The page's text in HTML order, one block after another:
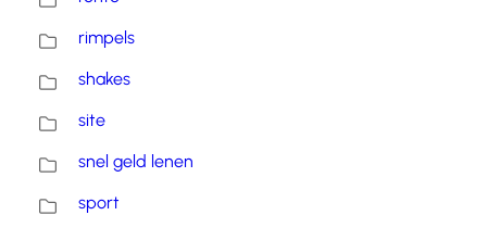
rimpels
shakes
site
snel geld lenen
sport